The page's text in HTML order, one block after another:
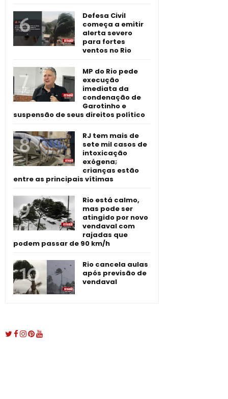
Defesa Civil
começa a emitir
alerta severo
para fortes
ventos no Rio
MP do Rio pede
execução
imediata da
condenação de
Garotinho e
suspensão de seus direitos político
RJ tem mais de
sete mil casos de
intoxicação
exógena;
crianças estão
entre as principais vítimas
Rio está calmo,
mas pode ser
atingido por novo
vendaval com
rajadas que
podem passar de 90 km/h
Rio cancela aulas
após previsão de
vendaval